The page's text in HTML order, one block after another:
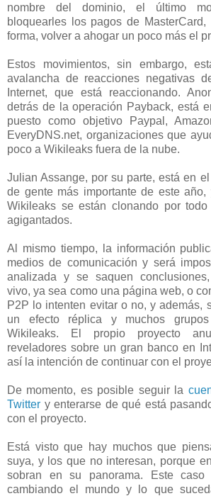
nombre del dominio, el último
bloquearles los pagos de MasterCard,
forma, volver a ahogar un poco más el
Estos movimientos, sin embargo,
avalancha de reacciones negativas
Internet, que está reaccionando.
detrás de la operación Payback, está
puesto como objetivo Paypal,
EveryDNS.net, organizaciones que
poco a Wikileaks fuera de la nube.
Julian Assange, por su parte, está en
de gente más importante de este
Wikileaks se están clonando por
agigantados.
Al mismo tiempo, la información
medios de comunicación y será
analizada y se saquen
vivo, ya sea como una página web, o
P2P lo intenten evitar o no, y además,
un efecto réplica y muchos
Wikileaks. El propio proyecto
reveladores sobre un gran banco en
así la intención de continuar con el
De momento, es posible seguir la
Twitter y enterarse de qué está
con el proyecto.
Está visto que hay muchos que
suya, y los que no interesan, porque
sobran en su panorama. Este caso
cambiando el mundo y lo que